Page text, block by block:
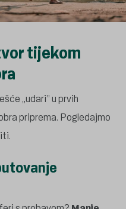
tijekom
„udari” u prvih
priprema. Pogledajmo